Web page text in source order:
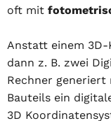
oft mit
Anstatt einem
dann z. B. zwei
Rechner
Bauteils ein
3D